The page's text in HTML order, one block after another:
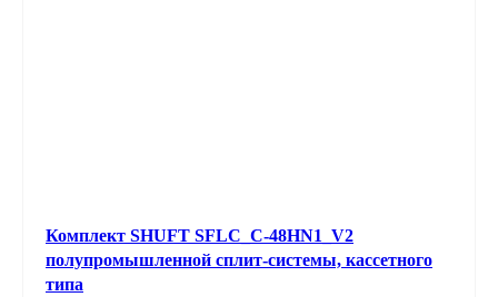
Комплект SHUFT SFLC_C-48HN1_V2
полупромышленной сплит-системы, кассетного
типа